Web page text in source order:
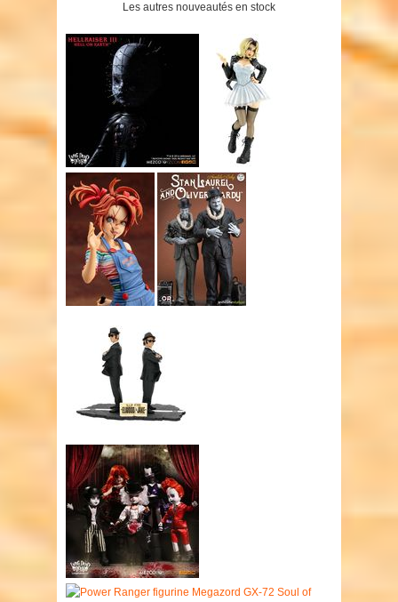
Les autres nouveautés en stock